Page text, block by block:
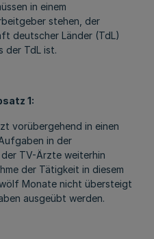
in einem
stehen, der
deutscher Länder (TdL)
der TdL ist.
1:
vorübergehend in einen
in der
TV-Ärzte weiterhin
der Tätigkeit in diesem
Monate nicht übersteigt
ausgeübt werden.